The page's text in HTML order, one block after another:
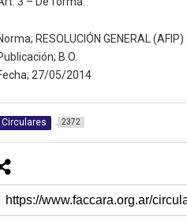
RESOLUCIÓN GENERAL
B.O.
27/05/2014
Circulares 2372